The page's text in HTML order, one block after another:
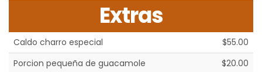
Extras
Caldo charro especial
$55.00
Porcion pequeña de guacamole
$20.00